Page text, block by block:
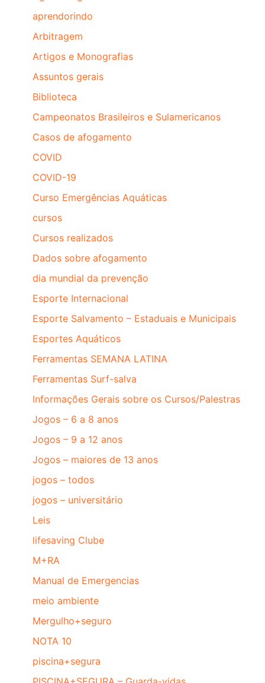
aprendorindo
Arbitragem
Artigos e Monografias
Assuntos gerais
Biblioteca
Campeonatos Brasileiros e Sulamericanos
Casos de afogamento
COVID
COVID-19
Curso Emergências Aquáticas
cursos
Cursos realizados
Dados sobre afogamento
dia mundial da prevenção
Esporte Internacional
Esporte Salvamento – Estaduais e Municipais
Esportes Aquáticos
Ferramentas SEMANA LATINA
Ferramentas Surf-salva
Informações Gerais sobre os Cursos/Palestras
Jogos – 6 a 8 anos
Jogos – 9 a 12 anos
Jogos – maiores de 13 anos
jogos – todos
jogos – universitário
Leis
lifesaving Clube
M+RA
Manual de Emergencias
meio ambiente
Mergulho+seguro
NOTA 10
piscina+segura